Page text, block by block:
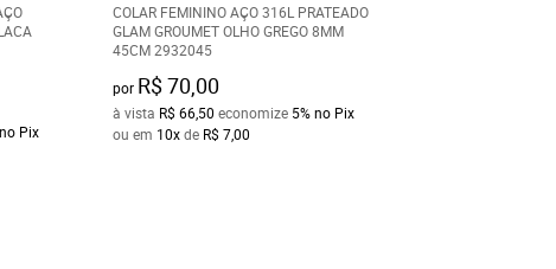
no Pix
COLAR FEMININO AÇO 316L PRATEADO
GLAM GROUMET OLHO GREGO 8MM
45CM 2932045
por R$ 70,00
à vista R$ 66,50 economize 5% no Pix
ou em 10xde R$ 7,00